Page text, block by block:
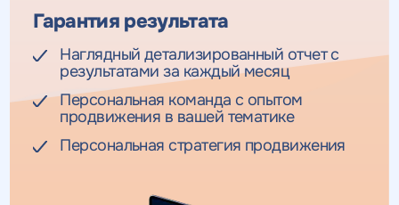
Гарантия результата
Наглядный детализированный отчет с
результатами за каждый месяц
Персональная команда с опытом
продвижения в вашей тематике
Персональная стратегия продвижения